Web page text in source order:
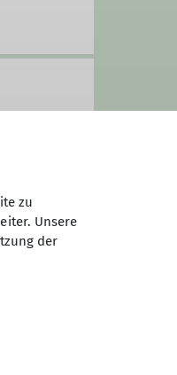
zu
Unsere
der